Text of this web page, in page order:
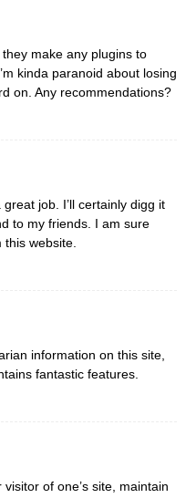
make any plugins to
kinda paranoid about losing
on. Any recommendations?
job. I’ll certainly digg it
to my friends. I am sure
website.
information on this site,
fantastic features.
of one’s site, maintain